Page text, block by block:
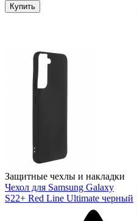
Купить
Защитные чехлы и накладки
Чехол для Samsung Galaxy
S22+ Red Line Ultimate черный